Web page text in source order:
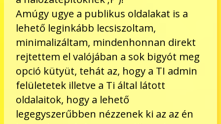
Amúgy ugye a publikus oldalakat is a
lehető leginkább lecsiszoltam,
minimalizáltam, mindenhonnan direkt
rejtettem el valójában a sok bigyót meg
opció kütyüt, tehát az, hogy a TI admin
felületetek illetve a Ti által látott
oldalaitok, hogy a lehető
legegyszerűbben nézzenek ki az az én